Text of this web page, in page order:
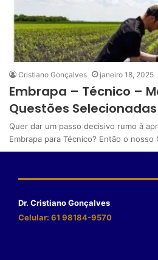
Cristiano Gonçalves janeiro 18, 2025
Embrapa – Técnico –
Questões
Quer dar um passo decisivo rumo à
Embrapa para Técnico? Então o
Dr. Cristiano Gonçalves
Celular: 61 98184-9570